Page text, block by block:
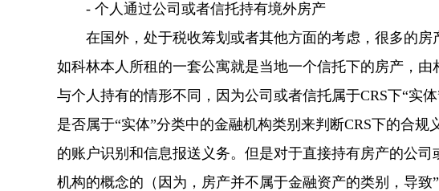
- 个人通过公司或者信托持有境外房产
在国外，处于税收筹划或者其他方面的考虑，很多的房
如科林本人所租的一套公寓就是当地一个信托下的房产，由
与个人持有的情形不同，因为公司或者信托属于CRS下“实
是否属于“实体”分类中的金融机构类别来判断CRS下的合
的账户识别和信息报送义务。但是对于直接持有房产的公
机构的概念的（因为，房产并不属于金融资产的类别，导致